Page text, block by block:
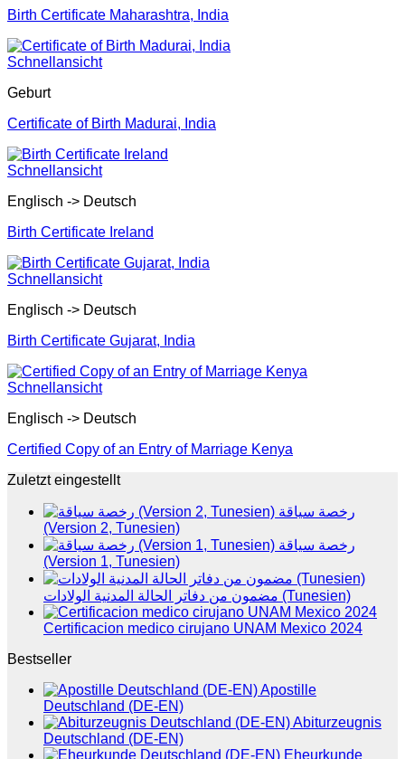
Birth Certificate Maharashtra, India
Schnellansicht
Geburt
Certificate of Birth Madurai, India
Schnellansicht
Englisch -> Deutsch
Birth Certificate Ireland
Schnellansicht
Englisch -> Deutsch
Birth Certificate Gujarat, India
Schnellansicht
Englisch -> Deutsch
Certified Copy of an Entry of Marriage Kenya
Zuletzt eingestellt
رخصة سياقة
(Version 2, Tunesien)
رخصة سياقة
(Version 1, Tunesien)
مضمون من دفاتر الحالة المدنية الولادات (Tunesien)
Certificacion medico cirujano UNAM Mexico 2024
Bestseller
Apostille
Deutschland (DE-EN)
Abiturzeugnis
Deutschland (DE-EN)
Eheurkunde